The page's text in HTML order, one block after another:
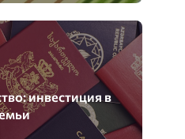
инвестиция в